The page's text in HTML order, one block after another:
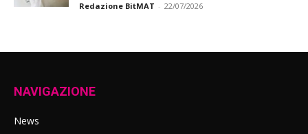
Redazione BitMAT - 22/07/2026
NAVIGAZIONE
News